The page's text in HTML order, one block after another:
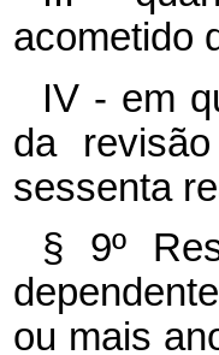
acometido
IV - em
da
sessenta
§ 9º
ou mais